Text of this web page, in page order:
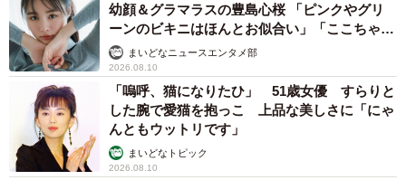
の検証でした」と言います。
結果、最も時間が稼げたのは「干し芋」でした。
幼顔＆グラマラスの豊島心桜 「ピンクやグリ
ーンのビキニはほんとお似合い」「ここちゃん
天使 また可愛くなった」
まいどなニュースエンタメ部
2026.08.10
「嗚呼、猫になりたひ」 51歳女優 すらりと
した腕で愛猫を抱っこ 上品な美しさに「にゃ
んともウットリです」
まいどなトピック
2026.08.10